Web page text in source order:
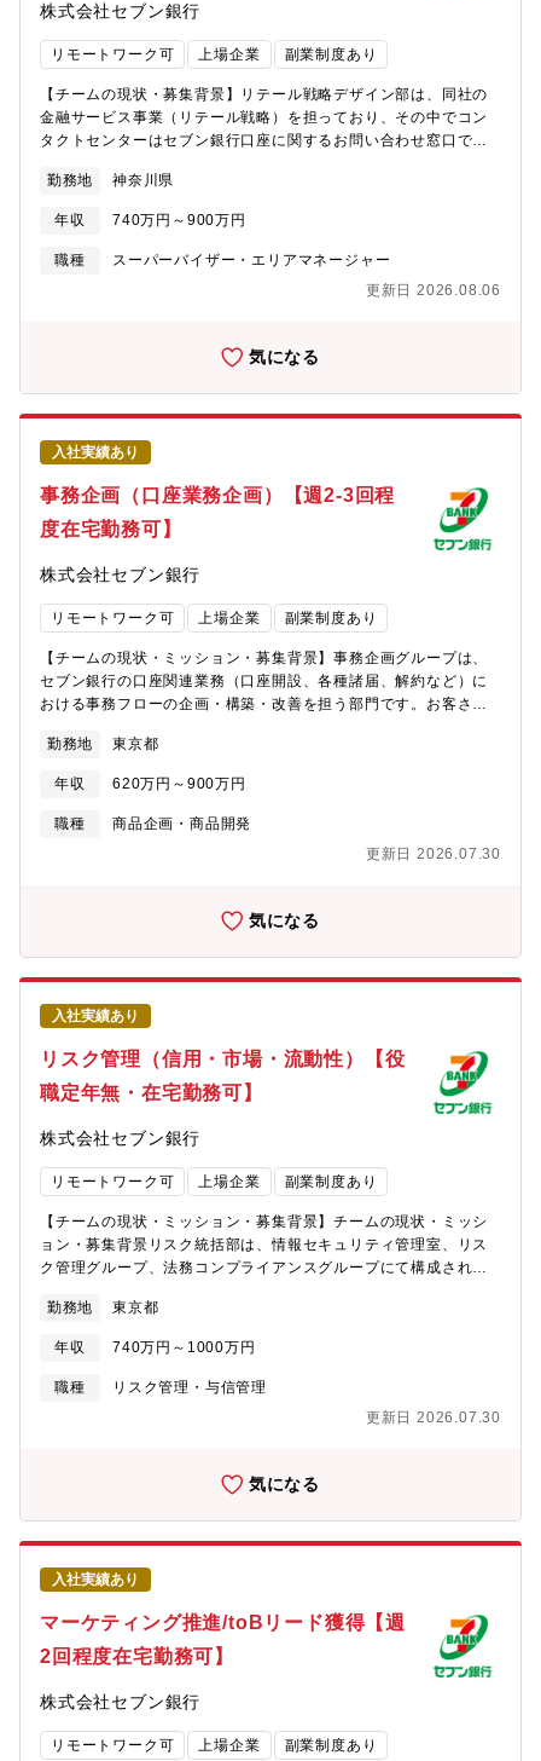
株式会社セブン銀行
リモートワーク可 上場企業 副業制度あり
【チームの現状・募集背景】リテール戦略デザイン部は、同社の
金融サービス事業（リテール戦略）を担っており、その中でコン
タクトセンターはセブン銀行口座に関するお問い合わせ窓口で
理および実務を担っていただける人財を募集します。【担当業
務】■コンタクトセンターの運営管理コンタクトセンター（約100
席、うち横浜は70席）の運営管理及び関連業務全般を担当いただ
きます。（運営管理メンバーは計18名）お客さまと直接電話対応
お任せしており、直接お客さまと応対いただくことはほとんどあ
さま向けおよびコンタクトセンター向けシステムの高度化・問合
せチャネル別（有人チャット・電話等）の応答率をはじめとした
各種指標の目標達成に向けた施策の立案・推進・業務委託先から
のお客さま応対に関する照会への回答、および運用全般に関する
調整・折衝・問合せ内容分析やお客さまからのご意見・ご要望に
基づく商品・サービスの改善提案・業務委託先メンバーのモチベ
ーション向上施策の立案、実施など【ミッション】■DX推進（ノ
ンボイス促進）、VoC（お客さまの声）活用、従業員の働きがい
向上なお、業務を進めていくうえで、以下のことを重視していた
だきます。・同社パーパスである、『お客さまの「あったらいい
な」を超えて、日常の未来を生みだし続ける』のマインドを持
ち、お客さまの立場に立って業務を行えること・新しい知見を取
り入れながらコンタクトセンターの運用改善・改良を行えるこ
えること 【組織構成】■リテール戦略デザイン部・マーケティン
ググループ・コンタクトセンター ※本求人ポジション・債権管
理グループ リテール戦略デザイン部 コンタクトセンターに
は、グループ長を除き社員26名が所属しており、横浜拠点には17
が中途採用であり、コンタクトセンターのメンバーは銀行経験者
評価）やコールセンター経験者（センター運用改善経験、業務に
対する積極性や柔軟性などを評価）が中心です。＜残業時間＞
勤務地 神奈川県
年収 740万円～900万円
職種
スーパーバイザー・エリアマネージャー
更新日 2026.08.06
気になる
入社実績あり
事務企画（口座業務企画）【週2-3回程
度在宅勤務可】
株式会社セブン銀行
リモートワーク可 上場企業 副業制度あり
【チームの現状・ミッション・募集背景】事務企画グループは、
セブン銀行の口座関連業務（口座開設、各種諸届、解約など）に
おける事務フローの企画・構築・改善を担う部門です。お客さま
の最適化や業務効率化を推進するとともに、法令・規程に沿った
適切な事務運営を支えています。また、事務オペレーションを担
う事務センターの運営管理・委託管理も重要な役割の一つです。
近年は、AIやデジタル技術の活用による業務変革を推進してお
構築に向けて、業務改善・事務企画を担う新たなメンバーを募集
ープ ※ 太字 が本求人ポジションです- 本店事務グループ- 業務
デザイングループ- 提携事務マネジメントグループ- 設置事務マネ
ジメントグループ※事務企画グループには、12名メンバーがおり
ます（20代～30代が大半）。【担当業務】主に口座関連業務の事
務企画を担当いただきます。新商品・サービスの導入時には事務
フローの企画・構築を行うほか、既存業務の効率化・自動化の推
進、法令・制度改正に伴う事務プロセスの見直しなど、幅広い業
務改善に携わっていただきます。また、事務オペレーションを担
う事務センターの委託管理を通じて、安定的かつ効率的な事務運
営を支えていただきます。単なる事務ではなく、事務の「仕組み
つくる」中で銀行業務、法令・制度、システムの知識や、関係者
との調整力など幅広いスキルが身につきます。＜具体的な業務内
容＞・商品・サービスに関する事務フローの企画・構築・口座関
セスの見直し・事務センターの委託管理および運営高度化＜残業
時間＞月間平均20～30時間程度（プロジェクト状況により変動が
あります）＜在宅勤務＞週2～3日程度
勤務地 東京都
年収 620万円～900万円
職種
商品企画・商品開発
更新日 2026.07.30
気になる
入社実績あり
リスク管理（信用・市場・流動性）【役
職定年無・在宅勤務可】
株式会社セブン銀行
リモートワーク可 上場企業 副業制度あり
【チームの現状・ミッション・募集背景】チームの現状・ミッシ
ョン・募集背景リスク統括部は、情報セキュリティ管理室、リス
ク管理グループ、法務コンプライアンスグループにて構成されて
セブン銀行グループの事業を支えています。新規サービス増加や
新技術活用推進等による環境（グループ会社含む）変化等を踏ま
え、様々なリスクに対応するため体制増強が必要のため、リスク
管理グループのメンバーを募集します。リスク管理グループで
やコントロール、新商品のリスク検討、外部委託先管理、事務リ
成】リスク統括部- リスク管理グループ ※太字が本求人ポジショ
ンです- 法務コンプライアンスグループ- 情報セキュリティ管理室-
情報セキュリティ管理室・CSIRTグループ ※リスク統括部リス
ク管理グループには６名が所属しております。【担当業務】・信
用リスク、市場リスク、流動性リスク、オペレーショナルリスク
等の計量やコントロール・統合的リスク管理（新商品のリスク検
討等）・セブン銀行グループのリスク管理・事務リスクの管理・
外部委託管理・第2線の立場として、組織全体のリスク管理（モニ
タリング・評価・リスク低減施策の立案等）の推進ご入社後は日
次の定例業務を通じたOJTを中心に、各リスクに関する業務を一
通り習得した後、複数のリスクを分担して担当していただき、リ
スク管理に関する企画業務、推進を行っていただきます。少数精
鋭でリスク全般を管理するため、専門性を高めることができま
勤務地 東京都
年収 740万円～1000万円
職種
リスク管理・与信管理
更新日 2026.07.30
気になる
入社実績あり
マーケティング推進/toBリード獲得【週
2回程度在宅勤務可】
株式会社セブン銀行
リモートワーク可 上場企業 副業制度あり